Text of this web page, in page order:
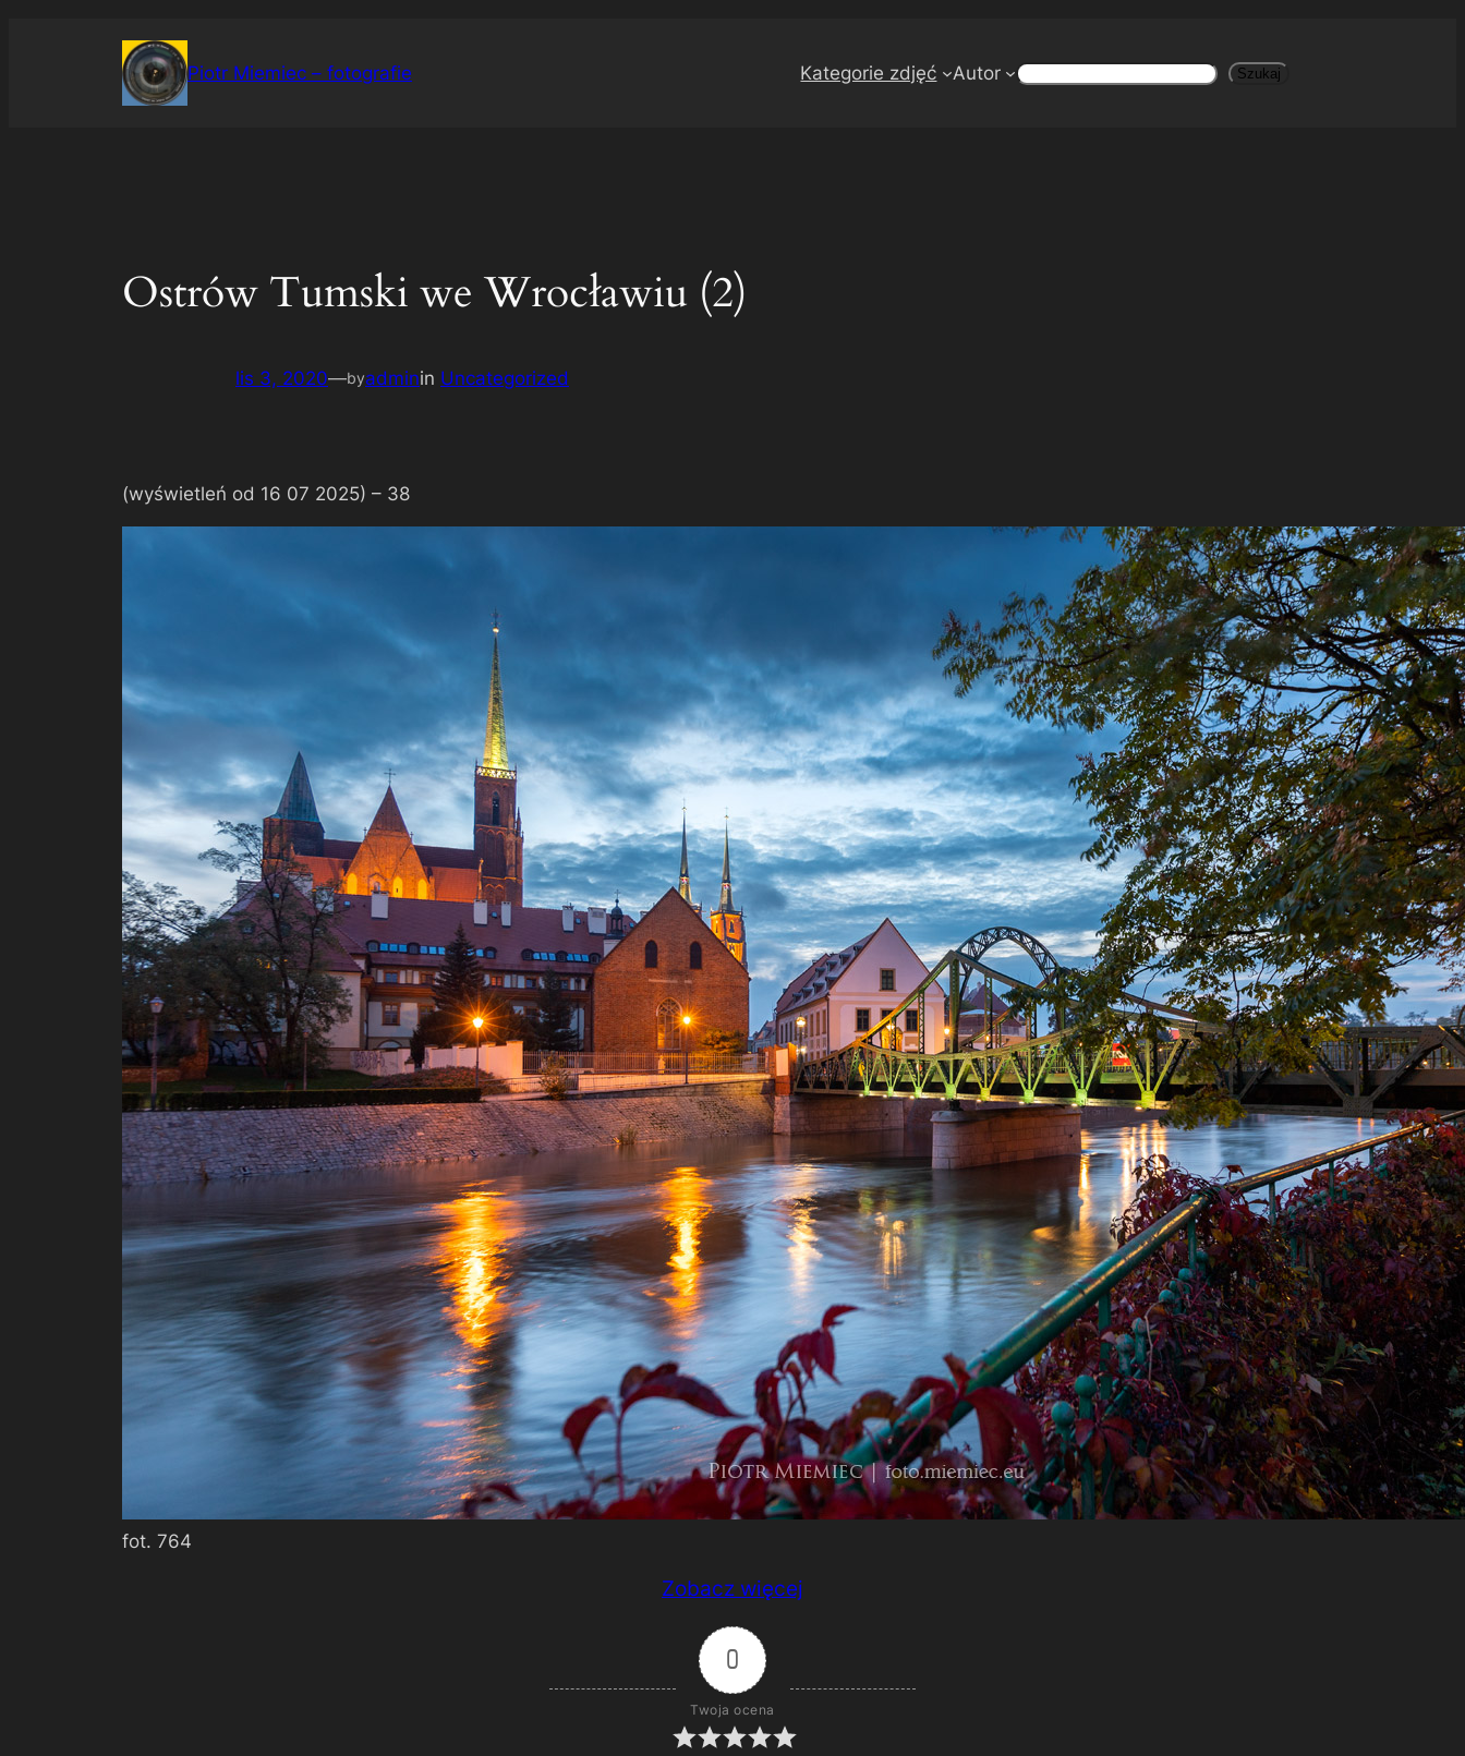
Piotr Miemiec – fotografie Kategorie zdjęć Autor Szukaj Szukaj
Ostrów Tumski we Wrocławiu (2)
lis 3, 2020—byadminin Uncategorized
(wyświetleń od 16 07 2025) – 38
fot. 764
Zobacz więcej
0
Twoja ocena